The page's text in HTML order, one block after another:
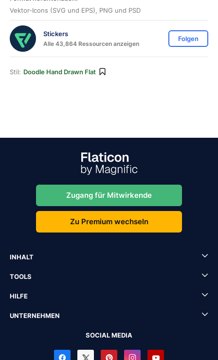
Vektor-Icons (SVG und EPS), PNG und PSD
Stickers
Alle 43,864 Ressourcen anzeigen
Folgen
Stil: Doodle Hand Drawn Flat
Zugang für Mitwirkende
Zu Premium wechseln
INHALT
TOOLS
HILFE
UNTERNEHMEN
SOCIAL MEDIA